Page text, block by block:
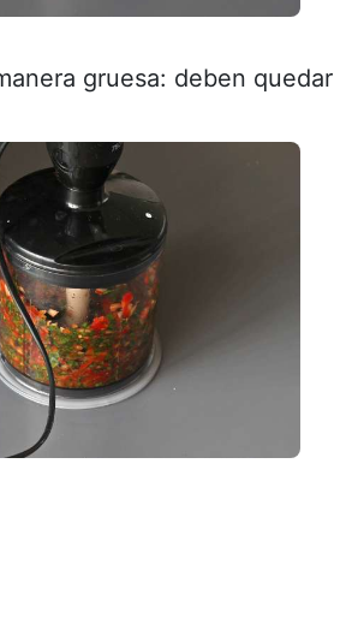
gruesa: deben quedar